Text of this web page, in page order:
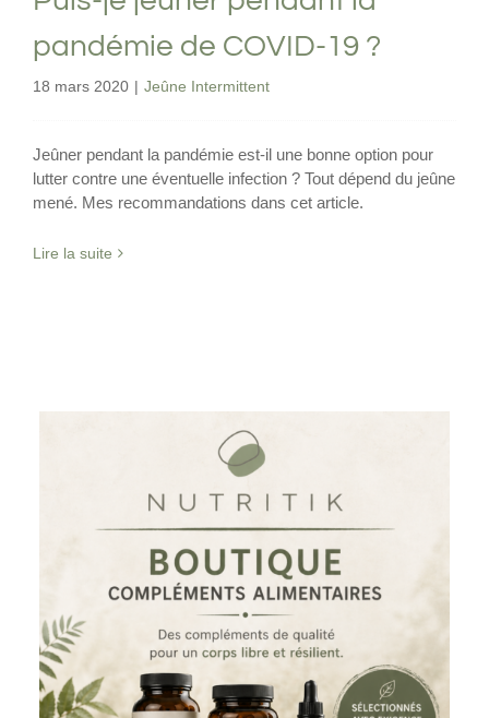
pandémie de COVID-19 ?
18 mars 2020 | Jeûne Intermittent
Jeûner pendant la pandémie est-il une bonne option pour
lutter contre une éventuelle infection ? Tout dépend du jeûne
mené. Mes recommandations dans cet article.
Lire la suite